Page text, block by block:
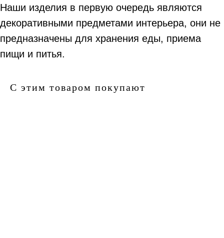
Наши изделия в первую очередь являются
декоративными предметами интерьера, они не
предназначены для хранения еды, приема
пищи и питья.
С этим товаром покупают